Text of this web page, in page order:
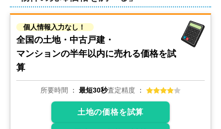
個人情報入力なし！
全国の土地・中古戸建・
マンションの半年以内に売れる価格を試
算
所要時間 最短30秒査定精度
土地の価格を試算